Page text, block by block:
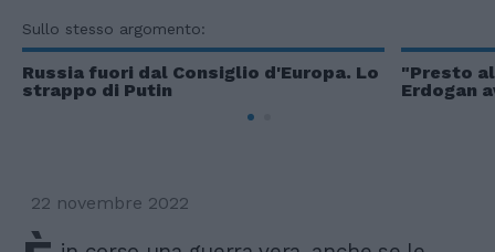
Sullo stesso argomento:
Russia fuori dal Consiglio d'Europa. Lo
strappo di Putin
"Presto
Erdogan
22 novembre 2022